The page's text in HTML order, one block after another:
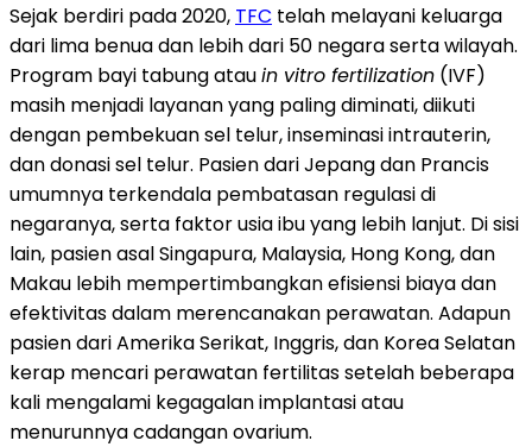
Sejak berdiri pada 2020, TFC telah melayani keluarga
dari lima benua dan lebih dari 50 negara serta wilayah.
Program bayi tabung atauin vitro fertilization (IVF)
masih menjadi layanan yang paling diminati, diikuti
dengan pembekuan sel telur, inseminasi intrauterin,
dan donasi sel telur. Pasien dari Jepang dan Prancis
umumnya terkendala pembatasan regulasi di
negaranya, serta faktor usia ibu yang lebih lanjut. Di sisi
lain, pasien asal Singapura, Malaysia, Hong Kong, dan
Makau lebih mempertimbangkan efisiensi biaya dan
efektivitas dalam merencanakan perawatan. Adapun
pasien dari Amerika Serikat, Inggris, dan Korea Selatan
kerap mencari perawatan fertilitas setelah beberapa
kali mengalami kegagalan implantasi atau
menurunnya cadangan ovarium.